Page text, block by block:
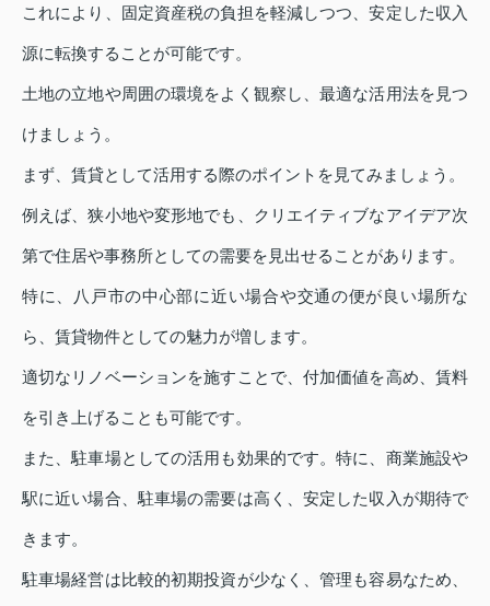
これにより、固定資産税の負担を軽減しつつ、安定した収入
源に転換することが可能です。
土地の立地や周囲の環境をよく観察し、最適な活用法を見つ
けましょう。
まず、賃貸として活用する際のポイントを見てみましょう。
例えば、狭小地や変形地でも、クリエイティブなアイデア次
第で住居や事務所としての需要を見出せることがあります。
特に、八戸市の中心部に近い場合や交通の便が良い場所な
ら、賃貸物件としての魅力が増します。
適切なリノベーションを施すことで、付加価値を高め、賃料
を引き上げることも可能です。
また、駐車場としての活用も効果的です。特に、商業施設や
駅に近い場合、駐車場の需要は高く、安定した収入が期待で
きます。
駐車場経営は比較的初期投資が少なく、管理も容易なため、